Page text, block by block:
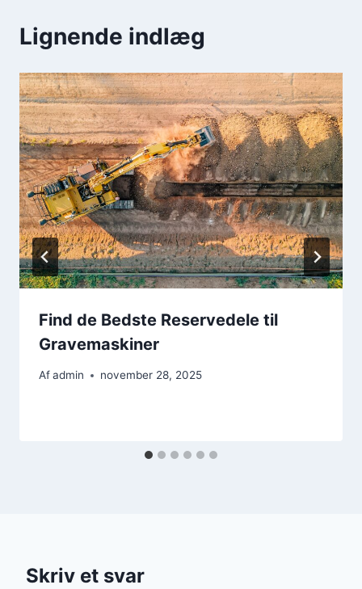
Lignende indlæg
Find de Bedste Reservedele til
Gravemaskiner
Afadmin november 28, 2025
Skriv et svar